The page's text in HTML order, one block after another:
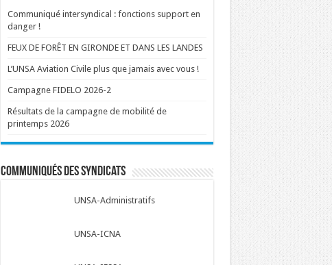
Communiqué intersyndical : fonctions support en
danger !
FEUX DE FORÊT EN GIRONDE ET DANS LES LANDES
L’UNSA Aviation Civile plus que jamais avec vous !
Campagne FIDELO 2026-2
Résultats de la campagne de mobilité de
printemps 2026
Communiqués des syndicats
UNSA-Administratifs
UNSA-ICNA